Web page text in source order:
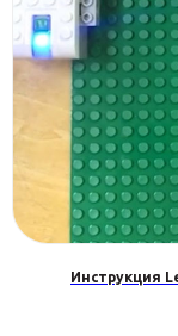
Инструкция